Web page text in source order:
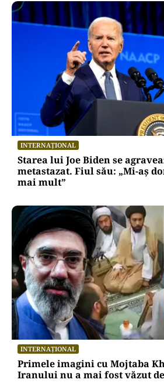
INTERNAȚIONAL
Starea lui Joe Biden se
metastazat. Fiul său: „Mi-aș
mai mult”
INTERNAȚIONAL
Primele imagini cu Mojtaba
Iranului nu a mai fost văzut